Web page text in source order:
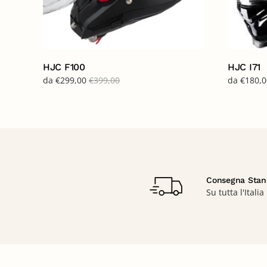
HJC F100
da €299,00 €399,00
HJC I71
da €
Consegna
Su tutta l'Italia